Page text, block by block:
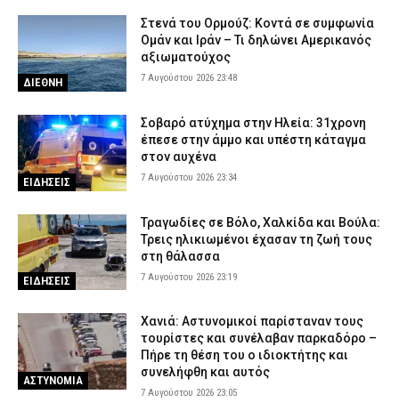
Θεσσαλονίκη: Μεγάλη κινητοποίηση για φωτιά στο Μονοπήγαδο
– Επιχειρούν ισχυρές επίγειες και εναέριες δυνάμεις
ΕΙΔΗΣΕΙΣ 7 Αυγούστου 2026 17:00
Γρεβενά: Ο Σύλλογος Αλληλεγγύης και Εθελοντισμού «Ελπίδα»
προχώρησε σε δωρεά ειδών ιματισμού στο Αστυνομικό Τμήμα
ΣΩΜΑΤΑ ΑΣΦΑΛΕΙΑΣ 7 Αυγούστου 2026 16:48
Κορινθία: Μήνυμα του 112 για φωτιά στο Στεφάνι –
ΕΙΔΗΣΕΙΣ 7 Αυγούστου 2026 16:35
Πιερία: Συνελήφθησαν δύο άνδρες που διέρρηξαν ΙΧ και άρπαξαν
αντικείμενα αξίας άνω των 19.000 ευρώ
ΑΣΤΥΝΟΜΙΑ 7 Αυγούστου 2026 16:23
Πολύ υψηλός κίνδυνος πυρκαγιάς το Σάββατο – Ποιες περιοχές
τίθενται σε «Red Code»
ΕΙΔΗΣΕΙΣ 7 Αυγούστου 2026 16:10
ΔΙΕΘΝΗ
Στενά του Ορμούζ: Κοντά σε συμφωνία
Ομάν και Ιράν – Τι δηλώνει Αμερικανός
αξιωματούχος
7 Αυγούστου 2026 23:48
ΕΙΔΗΣΕΙΣ
Σοβαρό ατύχημα στην Ηλεία: 31χρονη
έπεσε στην άμμο και υπέστη κάταγμα
στον αυχένα
7 Αυγούστου 2026 23:34
ΕΙΔΗΣΕΙΣ
Τραγωδίες σε Βόλο, Χαλκίδα και Βούλα:
Τρεις ηλικιωμένοι έχασαν τη ζωή τους
στη θάλασσα
7 Αυγούστου 2026 23:19
ΑΣΤΥΝΟΜΙΑ
Χανιά: Αστυνομικοί παρίσταναν τους
τουρίστες και συνέλαβαν παρκαδόρο –
Πήρε τη θέση του ο ιδιοκτήτης και
συνελήφθη και αυτός
7 Αυγούστου 2026 23:05